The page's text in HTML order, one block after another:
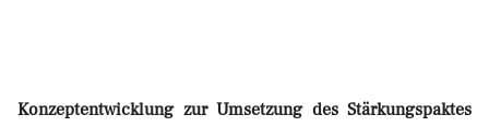
Konzeptentwicklung zur Umsetzung des Stärkungspaktes